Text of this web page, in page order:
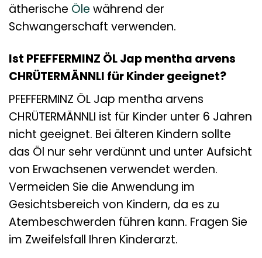
ätherische Öle während der
Schwangerschaft verwenden.
Ist PFEFFERMINZ ÖL Jap mentha arvens
CHRÜTERMÄNNLI für Kinder geeignet?
PFEFFERMINZ ÖL Jap mentha arvens
CHRÜTERMÄNNLI ist für Kinder unter 6 Jahren
nicht geeignet. Bei älteren Kindern sollte
das Öl nur sehr verdünnt und unter Aufsicht
von Erwachsenen verwendet werden.
Vermeiden Sie die Anwendung im
Gesichtsbereich von Kindern, da es zu
Atembeschwerden führen kann. Fragen Sie
im Zweifelsfall Ihren Kinderarzt.